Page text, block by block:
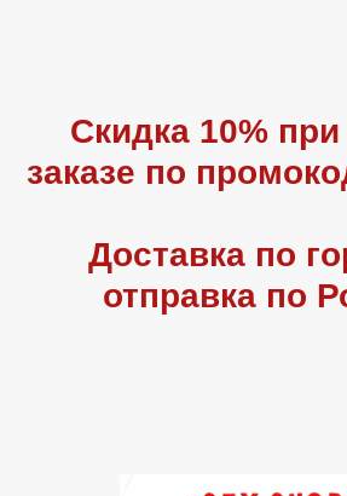
Скидка 10%
заказе по
Доставка по
отправка по